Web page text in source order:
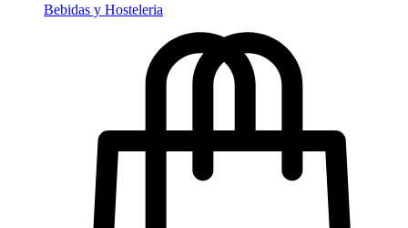
Bebidas y Hosteleria